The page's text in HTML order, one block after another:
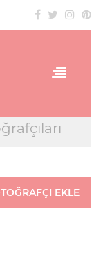
EKLE